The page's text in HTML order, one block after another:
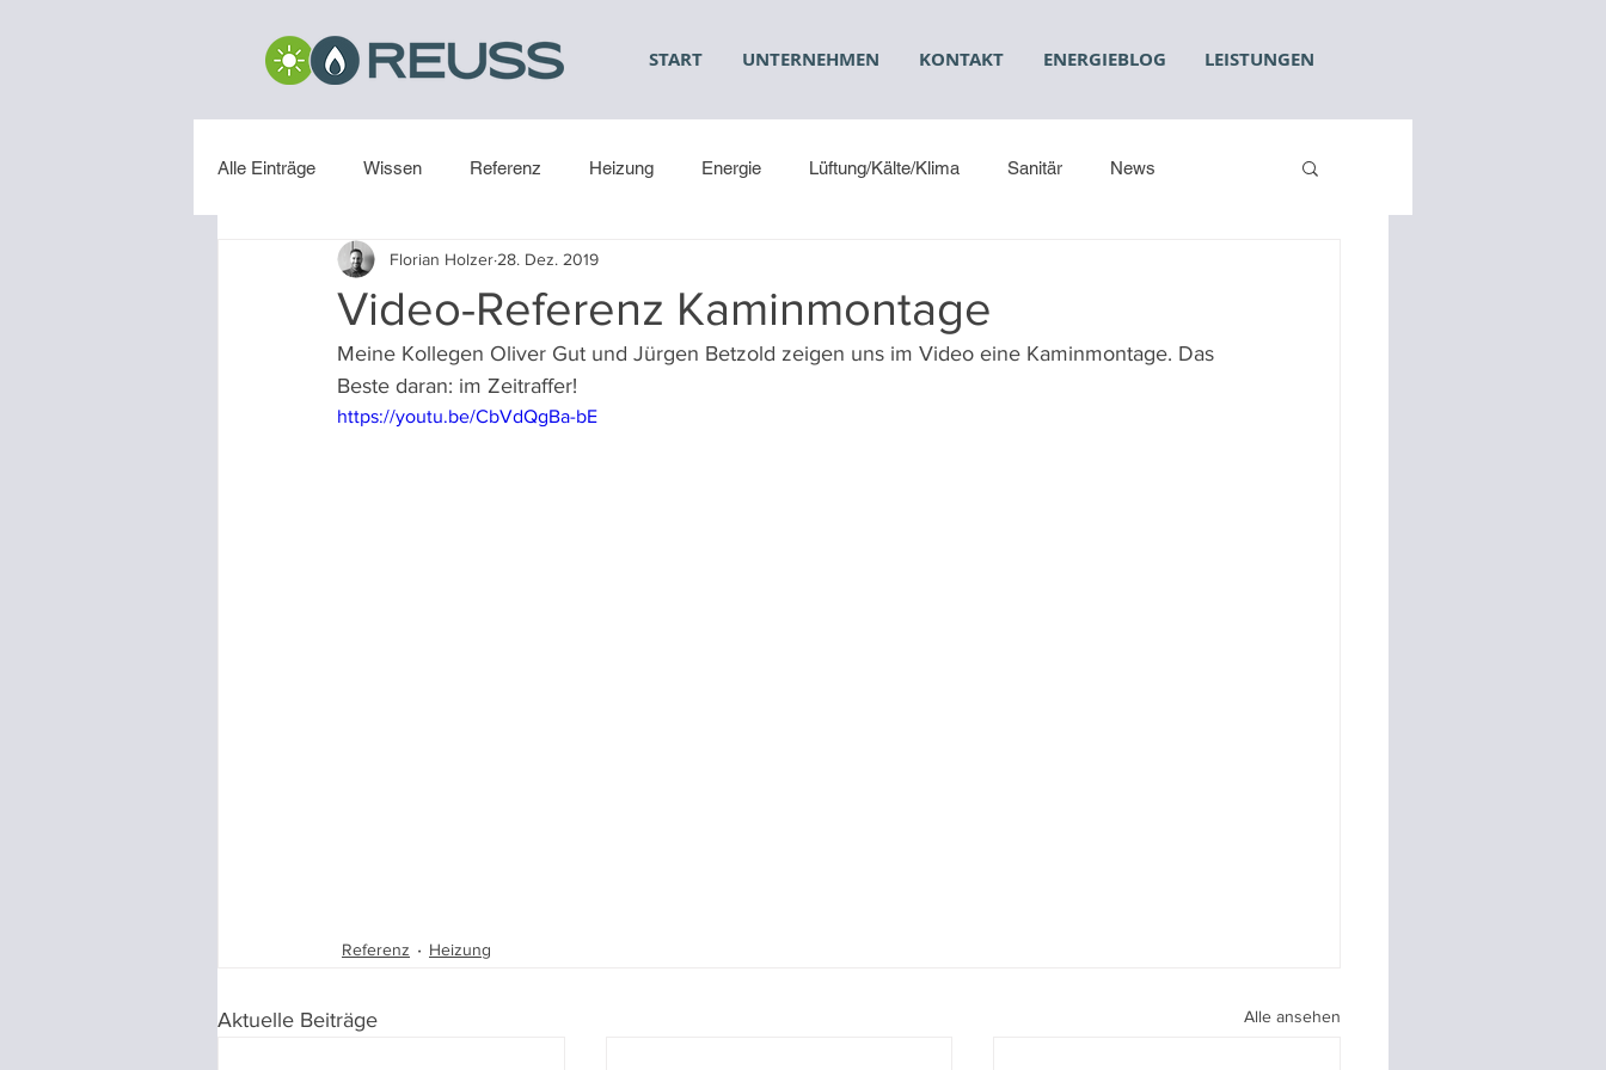
START UNTERNEHMEN KONTAKT ENERGIEBLOG LEISTUNGEN
Alle Einträge Wissen Referenz Heizung Energie Lüftung/Kälte/Klima Sanitär News
Installation
Video-Referenz Kaminmontage
Florian Holzer 28. Dez. 2019
Meine Kollegen Oliver Gut und Jürgen Betzold zeigen uns im Video eine Kaminmontage. Das
Beste daran: im Zeitraffer!
https://youtu.be/CbVdQgBa-bE
Referenz Heizung
Aktuelle Beiträge Alle ansehen